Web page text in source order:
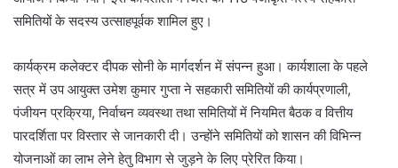
समितियों के सदस्य उत्साहपूर्वक शामिल हुए।
कार्यक्रम कलेक्टर दीपक सोनी के मार्गदर्शन में संपन्न हुआ। कार्यशाला के पहले
सत्र में उप आयुक्त उमेश कुमार गुप्ता ने सहकारी समितियों की कार्यप्रणाली,
पंजीयन प्रक्रिया, निर्वाचन व्यवस्था तथा समितियों में नियमित बैठक व वित्तीय
पारदर्शिता पर विस्तार से जानकारी दी। उन्होंने समितियों को शासन की विभिन्न
योजनाओं का लाभ लेने हेतु विभाग से जुड़ने के लिए प्रेरित किया।